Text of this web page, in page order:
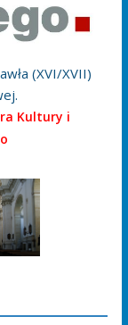
(XVI/XVII)
Kultury i